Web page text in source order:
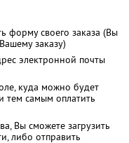
форму своего заказа (Вы
заказу)
электронной почты
куда можно будет
тем самым оплатить
Вы сможете загрузить
либо отправить